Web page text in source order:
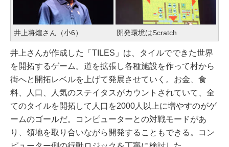
井上将煌さん（小6） 開発環境はScratch
井上さんが作成した「TILES」は、タイルでできた世界
を開拓するゲーム。道を拡張し各種施設を作って村から
街へと開拓レベルを上げて発展させていく。お金、食
料、人口、人気のステイタスがカウントされていて、全
てのタイルを開拓して人口を2000人以上に増やすのがゲ
ームのゴールだ。コンピューターとの対戦モードがあ
り、領地を取り合いながら開発することもできる。コン